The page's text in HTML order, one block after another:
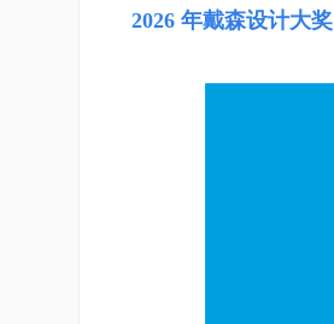
2026 年戴森设计大奖